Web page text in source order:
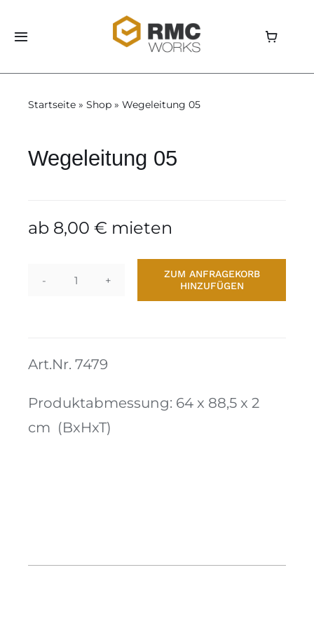
Toggle
Aluvision
Startseite» Shop» Wegeleitung 05
Wegeleitung 05
ab 8,00 € mieten
Wegeleitung
ZUM ANFRAGEKORB
HINZUFÜGEN
Art.Nr. 7479
Produktabmessung: 64 x 88,5 x 2
cm (BxHxT)